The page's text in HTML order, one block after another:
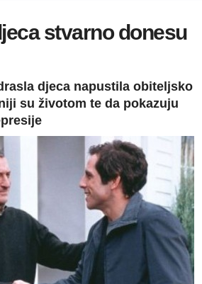
stvarno donesu
djeca napustila obiteljsko
su životom te da pokazuju